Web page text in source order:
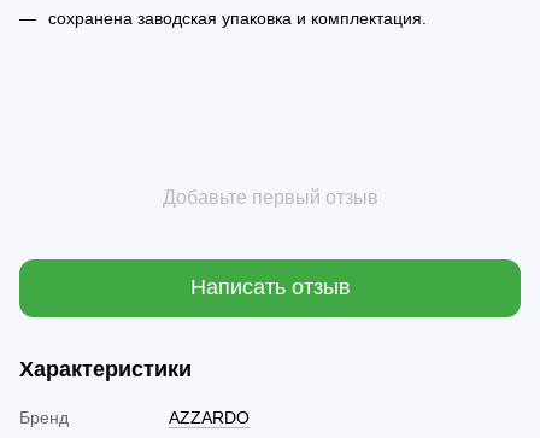
сохранена заводская упаковка и комплектация.
Добавьте первый отзыв
Написать отзыв
Характеристики
Бренд
AZZARDO